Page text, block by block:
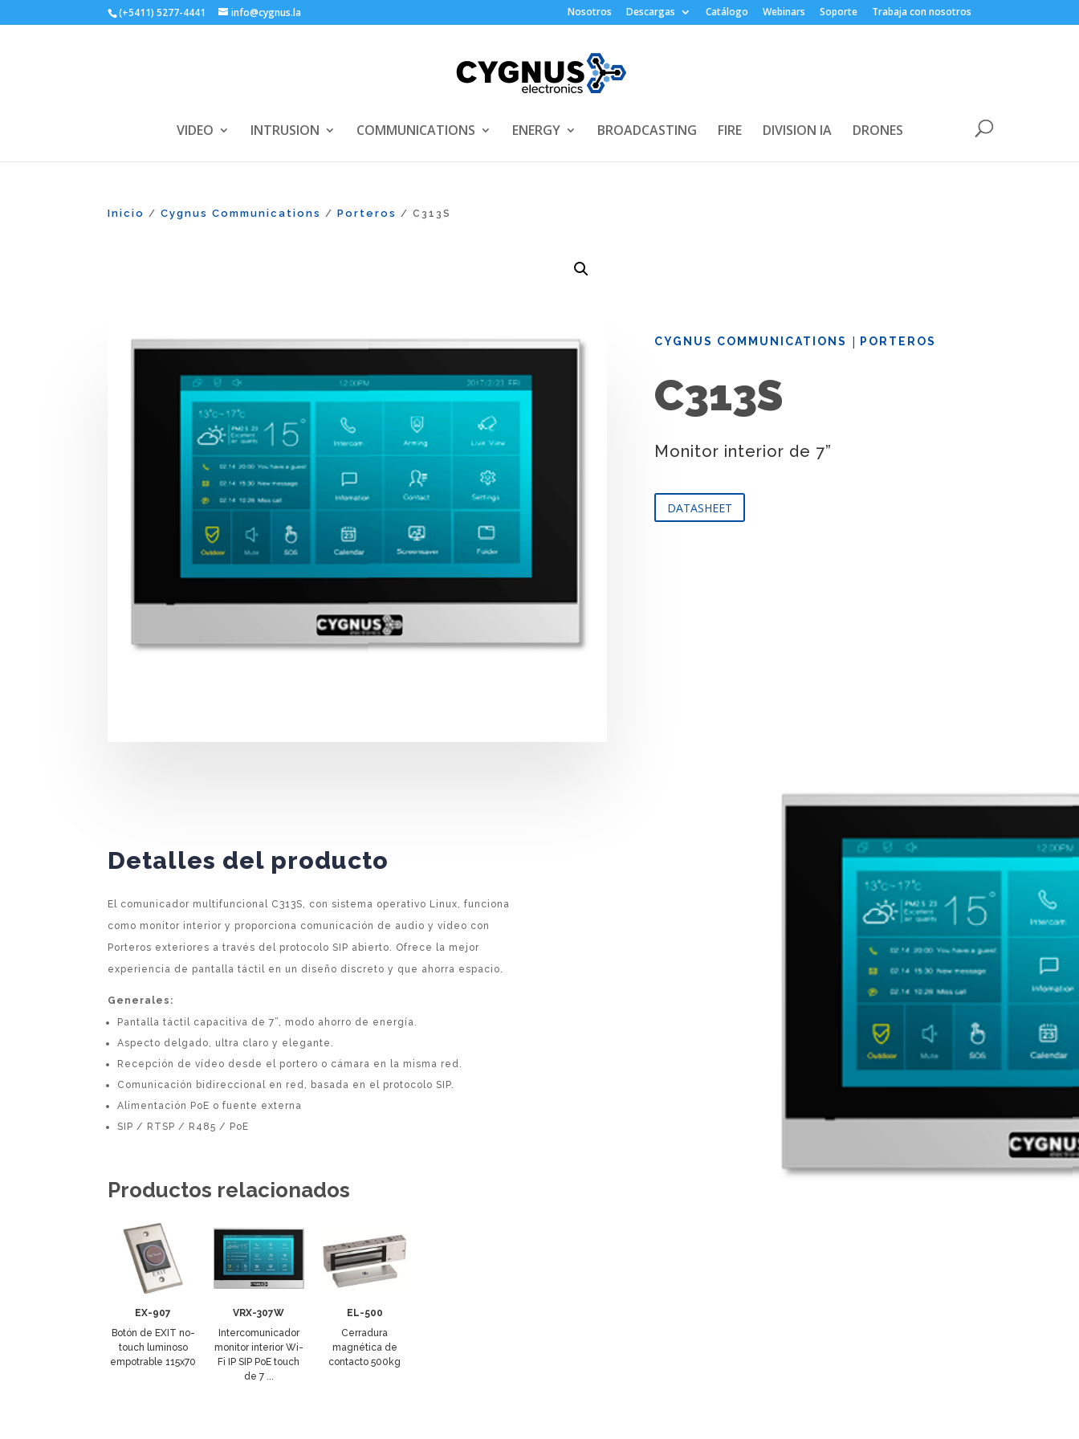
(+5411) 5277-4441 info@cygnus.la Nosotros Descargas Catálogo Webinars Soporte Trabaja con nosotros
VIDEO INTRUSION COMMUNICATIONS ENERGY BROADCASTING FIRE DIVISION IA DRONES
Inicio /Cygnus Communications /Porteros / C313S
CYGNUS COMMUNICATIONS | PORTEROS
C313S
Monitor interior de 7”
DATASHEET
Detalles del producto
El comunicador multifuncional C313S, con sistema operativo Linux, funciona
como monitor interior y proporciona comunicación de audio y vídeo con
Porteros exteriores a través del protocolo SIP abierto. Ofrece la mejor
experiencia de pantalla táctil en un diseño discreto y que ahorra espacio.
Generales:
Pantalla táctil capacitiva de 7”, modo ahorro de energía.
Aspecto delgado, ultra claro y elegante.
Recepción de vídeo desde el portero o cámara en la misma red.
Comunicación bidireccional en red, basada en el protocolo SIP.
Alimentación PoE o fuente externa
SIP / RTSP / R485 / PoE
Productos relacionados
EX-907
Botón de EXIT no-
touch luminoso
empotrable 115x70
VRX-307W
Intercomunicador
monitor interior Wi-
Fi IP SIP PoE touch
de 7 ...
EL-500
Cerradura
magnética de
contacto 500kg